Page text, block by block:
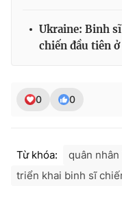
Ukraine: Binh
chiến đầu tiên
0 0
Từ khóa: quân
triển khai binh sĩ